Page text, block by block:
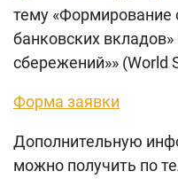
тему
банковских
сбережений»» (World
Форма заявки
Дополнительную
можно получить по